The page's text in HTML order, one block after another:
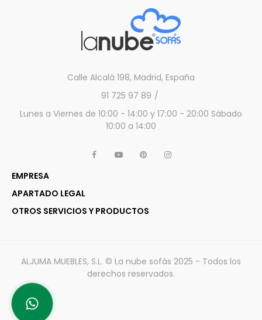
Calle Alcalá 198, Madrid, España
91 725 97 89
Lunes a Viernes de 10:00 - 14:00 y 17:00 - 20:00 Sábado
10:00 a 14:00
EMPRESA
APARTADO LEGAL
OTROS SERVICIOS Y PRODUCTOS
ALJUMA MUEBLES, S.L. © La nube sofás 2025 - Todos los
derechos reservados.